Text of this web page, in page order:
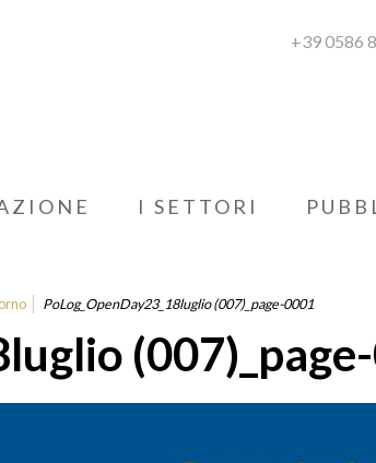
+39 0586
I SETTORI
PoLog_OpenDay23_18luglio (007)_page-0001